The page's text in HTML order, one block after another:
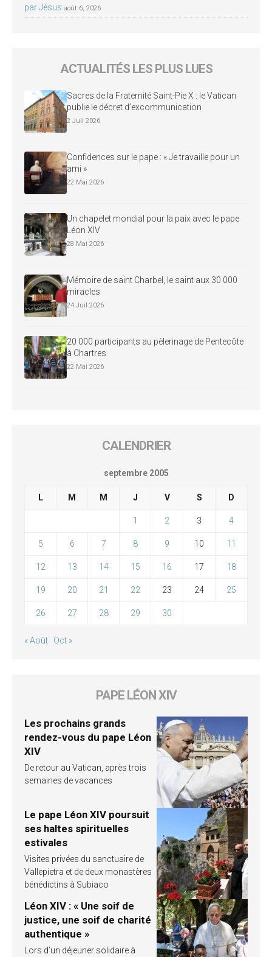
par Jésus août 6, 2026
ACTUALITÉS LES PLUS LUES
Sacres de la Fraternité Saint-Pie X : le Vatican
publie le décret d’excommunication
2 Juil 2026
Confidences sur le pape : « Je travaille pour un
ami »
22 Mai 2026
Un chapelet mondial pour la paix avec le pape
Léon XIV
28 Mai 2026
Mémoire de saint Charbel, le saint aux 30 000
miracles
24 Juil 2026
20 000 participants au pèlerinage de Pentecôte
à Chartres
22 Mai 2026
CALENDRIER
septembre 2005
L M M J V S D
1 2 3 4
5 6 7 8 9 10 11
12 13 14 15 16 17 18
19 20 21 22 23 24 25
26 27 28 29 30
« Août Oct »
PAPE LÉON XIV
Les prochains grands
rendez-vous du pape Léon
XIV
De retour au Vatican, après trois
semaines de vacances
Le pape Léon XIV poursuit
ses haltes spirituelles
estivales
Visites privées du sanctuaire de
Vallepietra et de deux monastères
bénédictins à Subiaco
Léon XIV : « Une soif de
justice, une soif de charité
authentique »
Lors d’un déjeuner solidaire à